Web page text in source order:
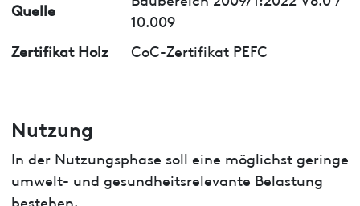
Quelle
10.009
Zertifikat Holz
CoC-Zertifikat PEFC
Nutzung
In der Nutzungsphase soll eine möglichst geringe
umwelt- und gesundheitsrelevante Belastung
bestehen.